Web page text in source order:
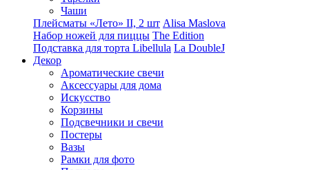
Чаши
Плейсматы «Лето» II, 2 шт Alisa Maslova
Набор ножей для пиццы The Edition
Подставка для торта Libellula La DoubleJ
Декор
Ароматические свечи
Аксессуары для дома
Искусство
Корзины
Подсвечники и свечи
Постеры
Вазы
Рамки для фото